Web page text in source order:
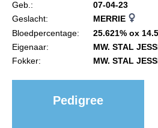
Paardenpaspoort aanvragen
Import registratie
Informatie overschrijven paspoort
Geb.:
07-04-23
Geslacht:
MERRIE
Bloedpercentage:
25.621% ox
Eigenaar:
MW. STAL
Fokker:
MW. STAL
Pedigree